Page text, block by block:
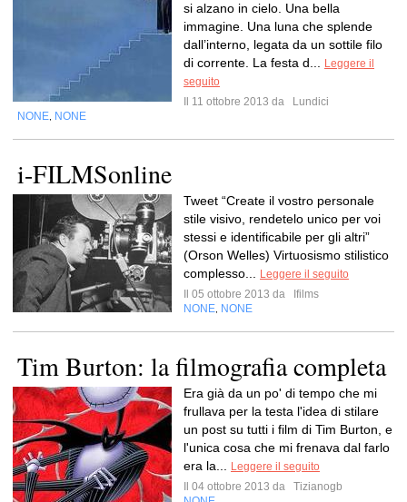
si alzano in cielo. Una bella
immagine. Una luna che splende
dall’interno, legata da un sottile filo
di corrente. La festa d...
Leggere il
seguito
Il 11 ottobre 2013 da
Lundici
NONE NONE
i-FILMSonline
Tweet “Create il vostro personale
stile visivo, rendetelo unico per voi
stessi e identificabile per gli altri”
(Orson Welles) Virtuosismo stilistico
complesso...
Leggere il seguito
Il 05 ottobre 2013 da
Ifilms
NONE NONE
Tim Burton: la filmografia completa
Era già da un po' di tempo che mi
frullava per la testa l'idea di stilare
un post su tutti i film di Tim Burton, e
l'unica cosa che mi frenava dal farlo
era la...
Leggere il seguito
Il 04 ottobre 2013 da
Tizianogb